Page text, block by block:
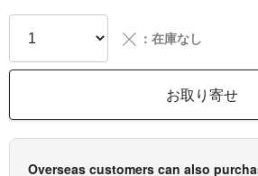
╳ ：在庫なし
お取り寄せ
Overseas customers can also